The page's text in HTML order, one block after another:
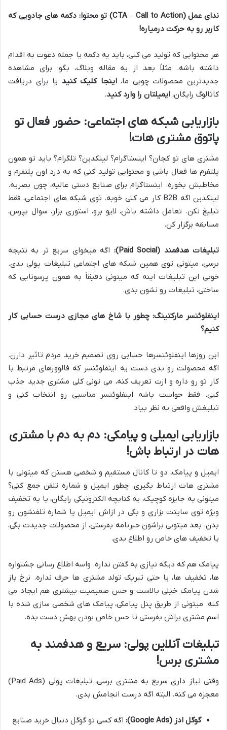
ندای عمل (CTA – Call to Action) تو محتوا: دکمه های جادویی که
کاربر رو به حرکت درمیاره!
هر محتوایی که تولید می کنی، باید یه دکمه یا جمله دعوت به اقدام
داشته باشه. مثلاً بعد از یه مقاله وبلاگ، بگو: برای مشاهده
جدیدترین محصولات چوبی ما،اینجا کلیک کنید یا برای دریافت
کاتالوگ رایگان، ایمیلتان را وارد کنید.
بازاریابی شبکه های اجتماعی: حضور فعال تو
پاتوق مشتری هات!
مشتری های تو کجان؟ اینستاگرام؟ لینکدین؟ تلگرام؟ باید تو همون
پلتفرم ها فعال باشی و محتوایی تولید کنی که به درد اون پلتفرم و
مخاطبش بخوره. اینستاگرام برای صنایع دستی عالیه، چون بصریه.
لینکدین اگه B2B کار می کنی خوبه. توی شبکه های اجتماعی، فقط
تبلیغ نکن. تعامل داشته باش، لایو برو، استوری بزار، سوال بپرس،
مسابقه برگزار کن.
تبلیغات هدفمند (Paid Social):
اگه میخوای سریع تر به نتیجه
برسی، میتونی توی همین شبکه های اجتماعی تبلیغات پولی بدی.
خوبی این تبلیغات اینه که میتونی دقیقاً به همون پرسونایی که
ساختی، تبلیغات رو نشون بدی.
اینفلوئنسر مارکتینگ: چطور با شاخ های مجازی درست حسابی کار
کنیم؟
این روزها اینفلوئنسرها حسابی روی تصمیم خرید مردم تاثیر دارن.
اگه محصولت رو بدی دست یه اینفلوئنسر که فالوورهای مرتبط با
کار تو رو داره و ازت تعریف کنه، می تونی کلی مشتری جدید جذب
کنی. فقط حواست باشه اینفلوئنسر مناسبی رو انتخاب کنی و
تبلیغش واقعی به نظر بیاد.
بازاریابی ایمیلی و پیامکی: دم به دم با مشتری
هات در ارتباط باش!
ایمیل و پیامک، دو تا کانال مستقیم و شخصی هستن که میتونی با
مشتری هات ارتباط بگیری. چطور ایمیل و شماره تلفن جمع کنی؟
میتونی یه جایزه کوچیک، یه کتابچه الکترونیکی رایگان، یا یه تخفیف
ویژه توی سایتت بزاری و بگی در ازاش ایمیل یا شماره تلفنشون رو
بدن. بعد میتونی براشون خبرنامه بفرستی، از محصولات جدیدت بگی،
یا تخفیف های خاص رو اطلاع بدی.
پیامک هم که دیگه نیازی به گفتن نداره. واسه اطلاع رسانی جشنواره
ها، تخفیف ها، یا حتی تبریک تولد مشتری ها حرف نداره. نرخ باز
شدن پیامک خیلی بالاست و حس صمیمیت بیشتری هم ایجاد می
کنه. میتونی از طریق پنل پیامکی، پیامک های شخصی سازی شده با
اسم مشتری براش بفرستی تا حس خاص بودن بهش دست بده.
تبلیغات آنلاین پولی: سریع و هدفمند به
مشتری برس!
وقتی نیاز داری سریع به مشتری برسی، تبلیغات پولی (Paid Ads)
معجزه می کنه. البته اگه درست انجامش بدی.
گوگل ادز (Google Ads):
اگه کسی تو گوگل دنبال خرید صنایع